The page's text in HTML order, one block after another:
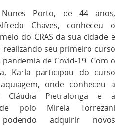
Porto, de 44 anos,
Chaves, conheceu o
do CRAS da sua cidade e
realizando seu primeiro curso
de Covid-19. Com o
Karla participou do curso
onde conheceu a
Cláudia Pietralonga e a
polo Mirela Torrezani
podendo adquirir novos